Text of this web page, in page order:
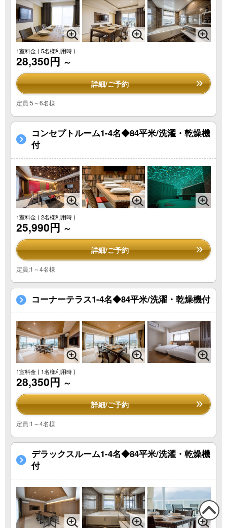
1室料金( 5名様利用時 )
28,350円 ～
詳細/ご予約
定員:5～6名様
コンセプトルーム1-4名◆84平米/洗濯・乾燥機
付
1室料金( 2名様利用時 )
25,990円 ～
詳細/ご予約
定員:1～4名様
コーナーテラス1-4名◆84平米/洗濯・乾燥機付
1室料金( 1名様利用時 )
28,350円 ～
詳細/ご予約
定員:1～4名様
デラックスルーム1-4名◆84平米/洗濯・乾燥機
付
この